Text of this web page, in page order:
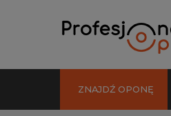
ZNAJDŹ OPONĘ